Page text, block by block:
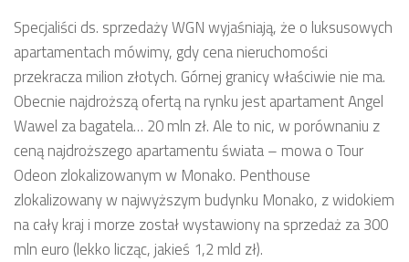
Specjaliści ds. sprzedaży WGN wyjaśniają, że o luksusowych
apartamentach mówimy, gdy cena nieruchomości
przekracza milion złotych. Górnej granicy właściwie nie ma.
Obecnie najdroższą ofertą na rynku jest apartament Angel
Wawel za bagatela… 20 mln zł. Ale to nic, w porównaniu z
ceną najdroższego apartamentu świata – mowa o Tour
Odeon zlokalizowanym w Monako. Penthouse
zlokalizowany w najwyższym budynku Monako, z widokiem
na cały kraj i morze został wystawiony na sprzedaż za 300
mln euro (lekko licząc, jakieś 1,2 mld zł).